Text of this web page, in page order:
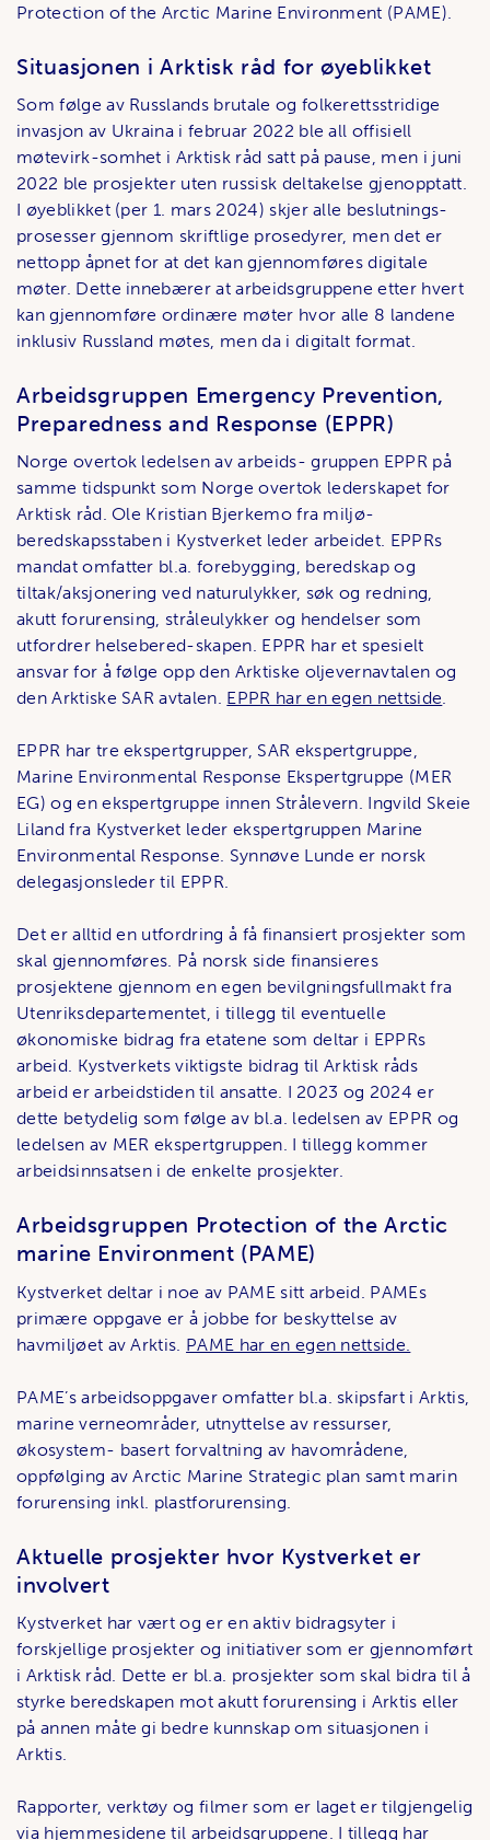
Protection of the Arctic Marine Environment (PAME).
Situasjonen i Arktisk råd for øyeblikket
Som følge av Russlands brutale og folkerettsstridige
invasjon av Ukraina i februar 2022 ble all offisiell
møtevirk-somhet i Arktisk råd satt på pause, men i juni
2022 ble prosjekter uten russisk deltakelse gjenopptatt.
I øyeblikket (per 1. mars 2024) skjer alle beslutnings-
prosesser gjennom skriftlige prosedyrer, men det er
nettopp åpnet for at det kan gjennomføres digitale
møter. Dette innebærer at arbeidsgruppene etter hvert
kan gjennomføre ordinære møter hvor alle 8 landene
inklusiv Russland møtes, men da i digitalt format.
Arbeidsgruppen Emergency Prevention,
Preparedness and Response (EPPR)
Norge overtok ledelsen av arbeids- gruppen EPPR på
samme tidspunkt som Norge overtok lederskapet for
Arktisk råd. Ole Kristian Bjerkemo fra miljø-
beredskapsstaben i Kystverket leder arbeidet. EPPRs
mandat omfatter bl.a. forebygging, beredskap og
tiltak/aksjonering ved naturulykker, søk og redning,
akutt forurensing, stråleulykker og hendelser som
utfordrer helsebered-skapen. EPPR har et spesielt
ansvar for å følge opp den Arktiske oljevernavtalen og
den Arktiske SAR avtalen. EPPR har en egen nettside.
EPPR har tre ekspertgrupper, SAR ekspertgruppe,
Marine Environmental Response Ekspertgruppe (MER
EG) og en ekspertgruppe innen Strålevern. Ingvild Skeie
Liland fra Kystverket leder ekspertgruppen Marine
Environmental Response. Synnøve Lunde er norsk
delegasjonsleder til EPPR.
Det er alltid en utfordring å få finansiert prosjekter som
skal gjennomføres. På norsk side finansieres
prosjektene gjennom en egen bevilgningsfullmakt fra
Utenriksdepartementet, i tillegg til eventuelle
økonomiske bidrag fra etatene som deltar i EPPRs
arbeid. Kystverkets viktigste bidrag til Arktisk råds
arbeid er arbeidstiden til ansatte. I 2023 og 2024 er
dette betydelig som følge av bl.a. ledelsen av EPPR og
ledelsen av MER ekspertgruppen. I tillegg kommer
arbeidsinnsatsen i de enkelte prosjekter.
Arbeidsgruppen Protection of the Arctic
marine Environment (PAME)
Kystverket deltar i noe av PAME sitt arbeid. PAMEs
primære oppgave er å jobbe for beskyttelse av
havmiljøet av Arktis. PAME har en egen nettside.
PAME’s arbeidsoppgaver omfatter bl.a. skipsfart i Arktis,
marine verneområder, utnyttelse av ressurser,
økosystem- basert forvaltning av havområdene,
oppfølging av Arctic Marine Strategic plan samt marin
forurensing inkl. plastforurensing.
Aktuelle prosjekter hvor Kystverket er
involvert
Kystverket har vært og er en aktiv bidragsyter i
forskjellige prosjekter og initiativer som er gjennomført
i Arktisk råd. Dette er bl.a. prosjekter som skal bidra til å
styrke beredskapen mot akutt forurensing i Arktis eller
på annen måte gi bedre kunnskap om situasjonen i
Arktis.
Rapporter, verktøy og filmer som er laget er tilgjengelig
via hjemmesidene til arbeidsgruppene. I tillegg har